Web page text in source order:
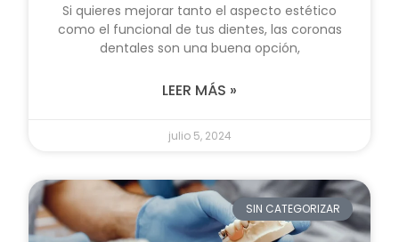
Si quieres mejorar tanto el aspecto estético
como el funcional de tus dientes, las coronas
dentales son una buena opción,
LEER MÁS »
julio 5, 2024
SIN CATEGORIZAR